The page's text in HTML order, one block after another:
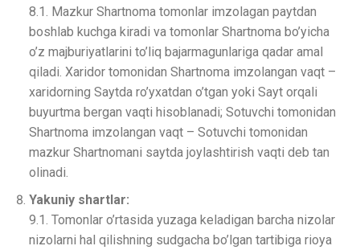
8.1. Mazkur Shartnoma tomonlar imzolagan paytdan
boshlab kuchga kiradi va tomonlar Shartnoma bo’yicha
o’z majburiyatlarini to’liq bajarmagunlariga qadar amal
qiladi. Xaridor tomonidan Shartnoma imzolangan vaqt –
xaridorning Saytda ro’yxatdan o’tgan yoki Sayt orqali
buyurtma bergan vaqti hisoblanadi; Sotuvchi tomonidan
Shartnoma imzolangan vaqt – Sotuvchi tomonidan
mazkur Shartnomani saytda joylashtirish vaqti deb tan
olinadi.
Yakuniy shartlar:
9.1. Tomonlar o’rtasida yuzaga keladigan barcha nizolar
nizolarni hal qilishning sudgacha bo’lgan tartibiga rioya